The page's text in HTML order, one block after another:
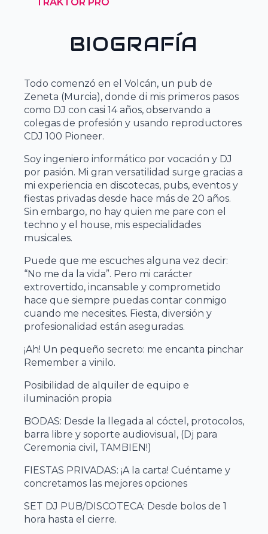
BIOGRAFÍA
Todo comenzó en el Volcán, un pub de
Zeneta (Murcia), donde di mis primeros pasos
como DJ con casi 14 años, observando a
colegas de profesión y usando reproductores
CDJ 100 Pioneer.
Soy ingeniero informático por vocación y DJ
por pasión. Mi gran versatilidad surge gracias a
mi experiencia en discotecas, pubs, eventos y
fiestas privadas desde hace más de 20 años.
Sin embargo, no hay quien me pare con el
techno y el house, mis especialidades
musicales.
Puede que me escuches alguna vez decir:
“No me da la vida”. Pero mi carácter
extrovertido, incansable y comprometido
hace que siempre puedas contar conmigo
cuando me necesites. Fiesta, diversión y
profesionalidad están aseguradas.
¡Ah! Un pequeño secreto: me encanta pinchar
Remember a vinilo.
Posibilidad de alquiler de equipo e
iluminación propia
BODAS: Desde la llegada al cóctel, protocolos,
barra libre y soporte audiovisual, (Dj para
Ceremonia civil, TAMBIEN!)
FIESTAS PRIVADAS: ¡A la carta! Cuéntame y
concretamos las mejores opciones
SET DJ PUB/DISCOTECA: Desde bolos de 1
hora hasta el cierre.